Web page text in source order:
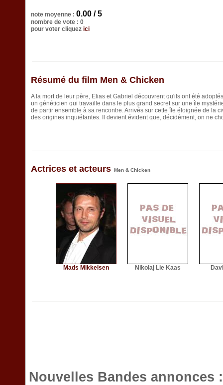
note moyenne : 0.00 / 5
nombre de vote : 0
pour voter cliquez ici
Résumé du film Men & Chicken
A la mort de leur père, Elias et Gabriel découvrent qu'ils ont été
un généticien qui travaille dans le plus grand secret sur une île
de partir ensemble à sa rencontre. Arrivés sur cette île éloignée de la
des origines inquiétantes. Il devient évident que, décidément, on ne
Actrices et acteurs Men & Chicken
Mads Mikkelsen Nikolaj Lie Kaas
Nouvelles Bandes annonces